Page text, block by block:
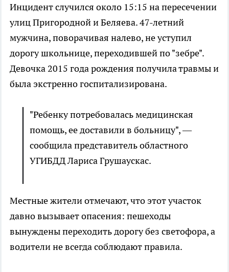
Инцидент случился около 15:15 на пересечении
улиц Пригородной и Беляева. 47-летний
мужчина, поворачивая налево, не уступил
дорогу школьнице, переходившей по "зебре".
Девочка 2015 года рождения получила травмы и
была экстренно госпитализирована.
"Ребенку потребовалась медицинская
помощь, ее доставили в больницу", —
сообщила представитель областного
УГИБДД Лариса Грушаускас.
Местные жители отмечают, что этот участок
давно вызывает опасения: пешеходы
вынуждены переходить дорогу без светофора, а
водители не всегда соблюдают правила.